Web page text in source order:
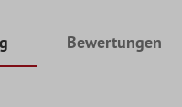
Bewertungen